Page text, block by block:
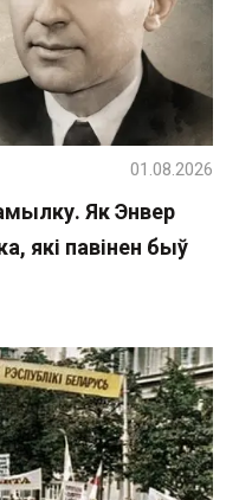
Як Энвер
які павінен быў
01.08.2026